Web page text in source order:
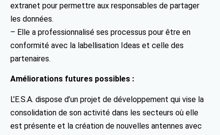
extranet pour permettre aux responsables de partager
les données.
– Elle a professionnalisé ses processus pour être en
conformité avec la labellisation Ideas et celle des
partenaires.
Améliorations futures possibles :
L’E.S.A. dispose d’un projet de développement qui vise la
consolidation de son activité dans les secteurs où elle
est présente et la création de nouvelles antennes avec